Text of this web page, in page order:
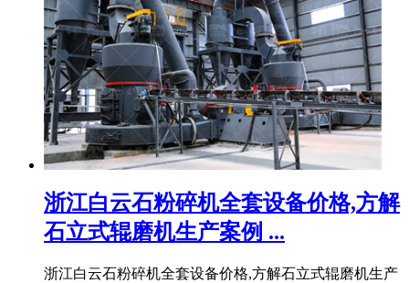
浙江白云石粉碎机全套设备价格,方解
石立式辊磨机生产案例 ...
浙江白云石粉碎机全套设备价格,方解石立式辊磨机生产